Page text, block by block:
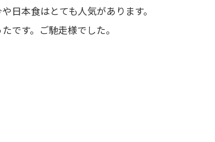
日本食はとても人気があります。
です。ご馳走様でした。